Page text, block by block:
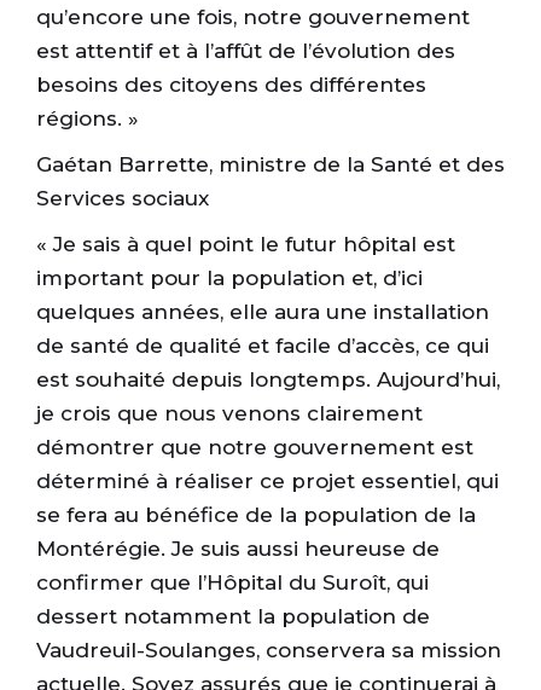
qu’encore une fois, notre gouvernement
est attentif et à l’affût de l’évolution des
besoins des citoyens des différentes
régions. »
Gaétan Barrette, ministre de la Santé et des
Services sociaux
« Je sais à quel point le futur hôpital est
important pour la population et, d’ici
quelques années, elle aura une installation
de santé de qualité et facile d’accès, ce qui
est souhaité depuis longtemps. Aujourd’hui,
je crois que nous venons clairement
démontrer que notre gouvernement est
déterminé à réaliser ce projet essentiel, qui
se fera au bénéfice de la population de la
Montérégie. Je suis aussi heureuse de
confirmer que l’Hôpital du Suroît, qui
dessert notamment la population de
Vaudreuil-Soulanges, conservera sa mission
actuelle. Soyez assurés que je continuerai à